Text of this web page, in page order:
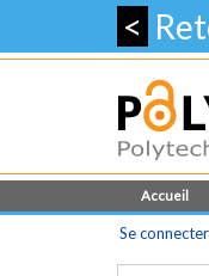
<
Accueil
Se connecter